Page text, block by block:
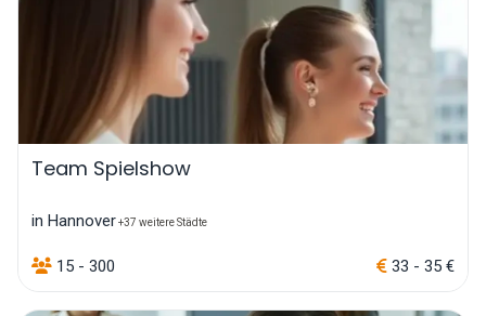
Team Spielshow
in Hannover+37 weitere Städte
15 - 300 33 - 35 €